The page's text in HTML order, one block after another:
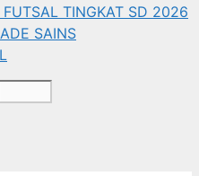
TINGKAT SD 2026
SAINS